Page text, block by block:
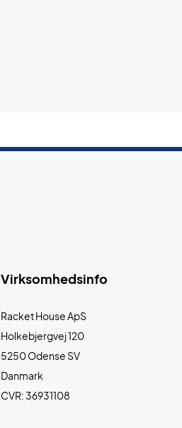
Virksomhedsinfo
Racket House ApS
Holkebjergvej 120
5250 Odense SV
Danmark
CVR: 36931108